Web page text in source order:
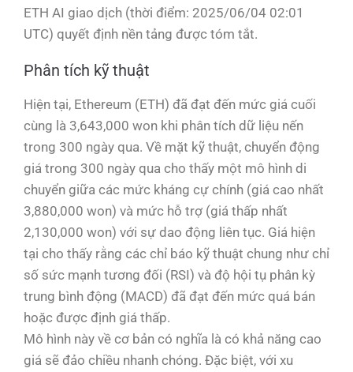
ETH AI giao dịch (thời điểm: 2025/06/04 02:01
UTC) quyết định nền tảng được tóm tắt.
Phân tích kỹ thuật
Hiện tại, Ethereum (ETH) đã đạt đến mức giá cuối
cùng là 3,643,000 won khi phân tích dữ liệu nến
trong 300 ngày qua. Về mặt kỹ thuật, chuyển động
giá trong 300 ngày qua cho thấy một mô hình di
chuyển giữa các mức kháng cự chính (giá cao nhất
3,880,000 won) và mức hỗ trợ (giá thấp nhất
2,130,000 won) với sự dao động liên tục. Giá hiện
tại cho thấy rằng các chỉ báo kỹ thuật chung như chỉ
số sức mạnh tương đối (RSI) và độ hội tụ phân kỳ
trung bình động (MACD) đã đạt đến mức quá bán
hoặc được định giá thấp.
Mô hình này về cơ bản có nghĩa là có khả năng cao
giá sẽ đảo chiều nhanh chóng. Đặc biệt, với xu